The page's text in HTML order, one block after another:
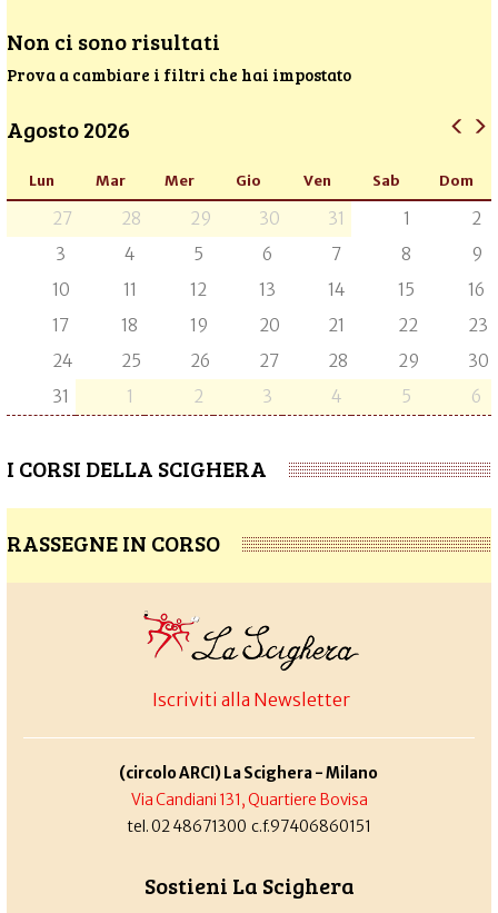
Non ci sono risultati
Prova a cambiare i filtri che hai impostato
Agosto 2026
Lun Mar Mer Gio Ven Sab Dom
27 28 29 30 31 1
2
3
4 5 6 7 8
9
10
11 12 13 14 15
16
17
18 19 20 21 22
23
24
25 26 27 28 29
30
31
1 2 3 4 5 6
I CORSI DELLA SCIGHERA
RASSEGNE IN CORSO
Iscriviti alla Newsletter
(circolo ARCI) La Scighera - Milano
Via Candiani 131, Quartiere Bovisa
tel. 02 48671300 c.f.97406860151
Sostieni La Scighera